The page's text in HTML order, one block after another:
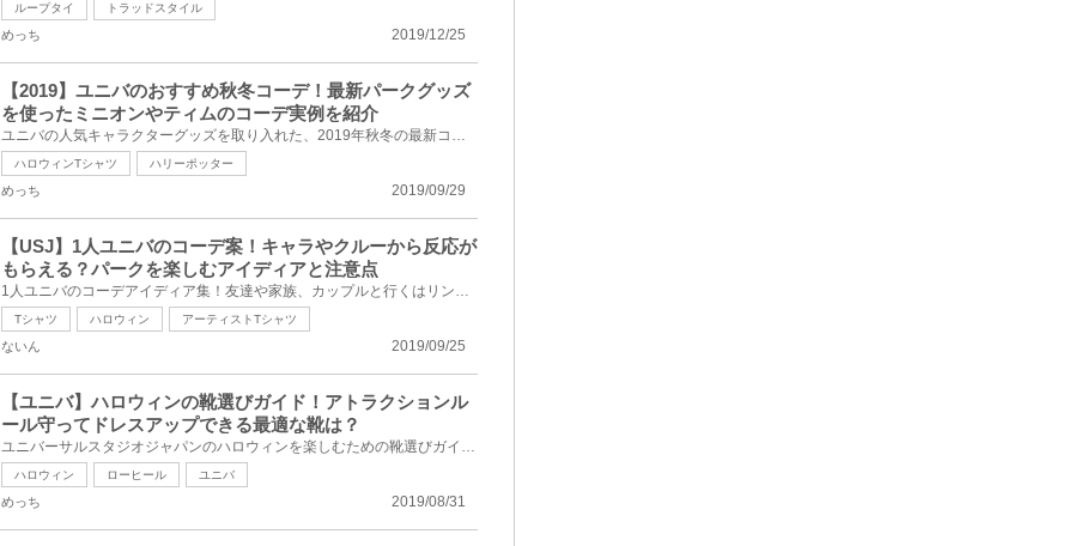
ループタイ トラッドスタイル
2019/12/25
めっち
【2019】ユニバのおすすめ秋冬コーデ！最新パークグッズ
を使ったミニオンやティムのコーデ実例を紹介
ユニバの人気キャラクターグッズを取り入れた、2019年秋冬の最新コーデをご紹介します！2019年秋冬のパ...
ハロウィンTシャツ ハリーポッター
2019/09/29
めっち
【USJ】1人ユニバのコーデ案！キャラやクルーから反応が
もらえる？パークを楽しむアイディアと注意点
1人ユニバのコーデアイディア集！友達や家族、カップルと行くはリンクコーデやおそろコーデが定番ですが...
Tシャツ ハロウィン アーティストTシャツ
2019/09/25
ないん
【ユニバ】ハロウィンの靴選びガイド！アトラクションル
ール守ってドレスアップできる最適な靴は？
ユニバーサルスタジオジャパンのハロウィンを楽しむための靴選びガイド！ユニバのハロウィン期間限定ア...
ハロウィン ローヒール ユニバ
2019/08/31
めっち